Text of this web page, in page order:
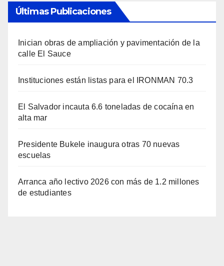
Últimas Publicaciones
Inician obras de ampliación y pavimentación de la
calle El Sauce
Instituciones están listas para el IRONMAN 70.3
El Salvador incauta 6.6 toneladas de cocaína en
alta mar
Presidente Bukele inaugura otras 70 nuevas
escuelas
Arranca año lectivo 2026 con más de 1.2 millones
de estudiantes